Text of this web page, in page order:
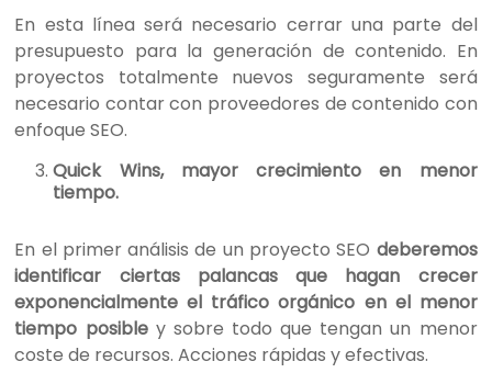
En esta línea será necesario cerrar una parte del
presupuesto para la generación de contenido. En
proyectos totalmente nuevos seguramente será
necesario contar con proveedores de contenido con
enfoque SEO.
Quick Wins, mayor crecimiento en menor
tiempo.
En el primer análisis de un proyecto SEO deberemos
identificar ciertas palancas que hagan crecer
exponencialmente el tráfico orgánico en el menor
tiempo posibley sobre todo que tengan un menor
coste de recursos. Acciones rápidas y efectivas.